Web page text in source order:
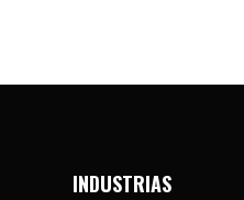
INDUSTRIAS